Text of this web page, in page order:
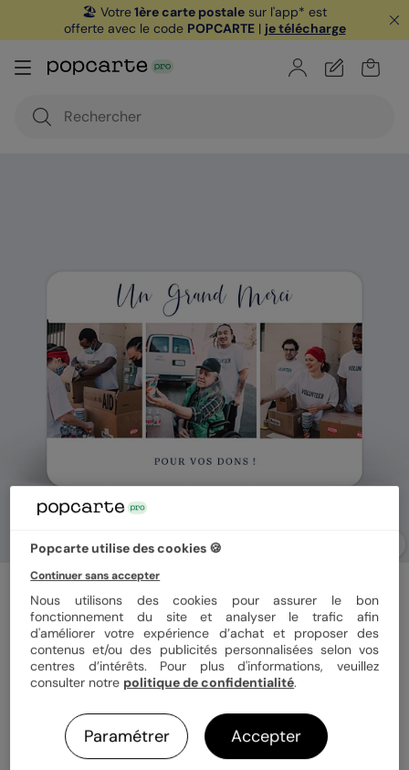
🏖️ Votre1ère carte postale sur l'app* est
offerte avec le code POPCARTE| je télécharge
Carte remerciement professionnel
Cinematic III
Format 10x15 cm
Papier Papier Satiné
Popcarte utilise des cookies 🍪
Continuer sans accepter
Nous utilisons des cookies pour assurer le bon
fonctionnement du site et analyser le trafic afin
d'améliorer votre expérience d’achat et proposer des
contenus et/ou des publicités personnalisées selon vos
centres d’intérêts. Pour plus d'informations, veuillez
consulter notre politique de confidentialité.
Paramétrer Accepter